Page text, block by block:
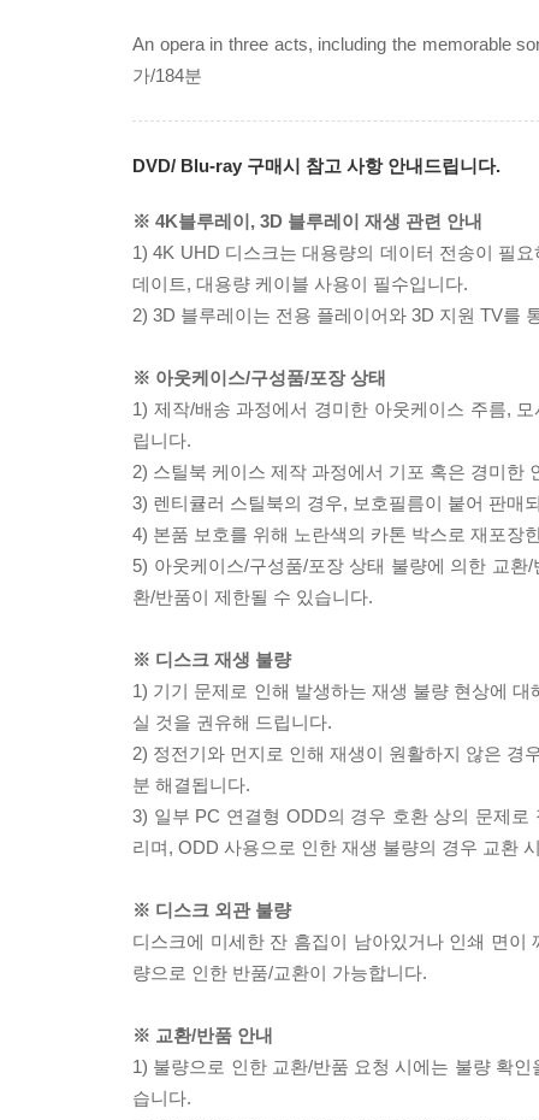
An opera in three acts, including the memorable
가/184분
DVD/ Blu-ray 구매시 참고 사항 안내드립니다.
※ 4K블루레이, 3D 블루레이 재생 관련 안내
1) 4K UHD 디스크는 대용량의 데이터 전송이 필
데이트, 대용량 케이블 사용이 필수입니다.
2) 3D 블루레이는 전용 플레이어와 3D 지원 TV를
※ 아웃케이스/구성품/포장 상태
1) 제작/배송 과정에서 경미한 아웃케이스 주름,
립니다.
2) 스틸북 케이스 제작 과정에서 기포 혹은 경미한
3) 렌티큘러 스틸북의 경우, 보호필름이 붙어 판매
4) 본품 보호를 위해 노란색의 카톤 박스로 재포장
5) 아웃케이스/구성품/포장 상태 불량에 의한 교
환/반품이 제한될 수 있습니다.
※ 디스크 재생 불량
1) 기기 문제로 인해 발생하는 재생 불량 현상에
실 것을 권유해 드립니다.
2) 정전기와 먼지로 인해 재생이 원활하지 않은 경
분 해결됩니다.
3) 일부 PC 연결형 ODD의 경우 호환 상의 문제
리며, ODD 사용으로 인한 재생 불량의 경우 교환
※ 디스크 외관 불량
디스크에 미세한 잔 흠집이 남아있거나 인쇄 면
량으로 인한 반품/교환이 가능합니다.
※ 교환/반품 안내
1) 불량으로 인한 교환/반품 요청 시에는 불량 확
습니다.